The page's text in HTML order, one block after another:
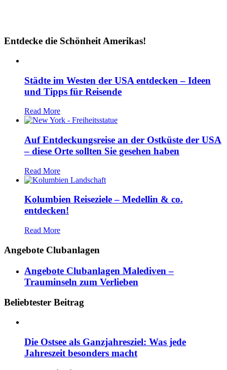
Entdecke die Schönheit Amerikas!
Städte im Westen der USA entdecken – Ideen
und Tipps für Reisende
Read More
Auf Entdeckungsreise an der Ostküste der USA
– diese Orte sollten Sie gesehen haben
Read More
Kolumbien Reiseziele – Medellin & co.
entdecken!
Read More
Angebote Clubanlagen
Angebote Clubanlagen Malediven –
Trauminseln zum Verlieben
Beliebtester Beitrag
Die Ostsee als Ganzjahresziel: Was jede
Jahreszeit besonders macht